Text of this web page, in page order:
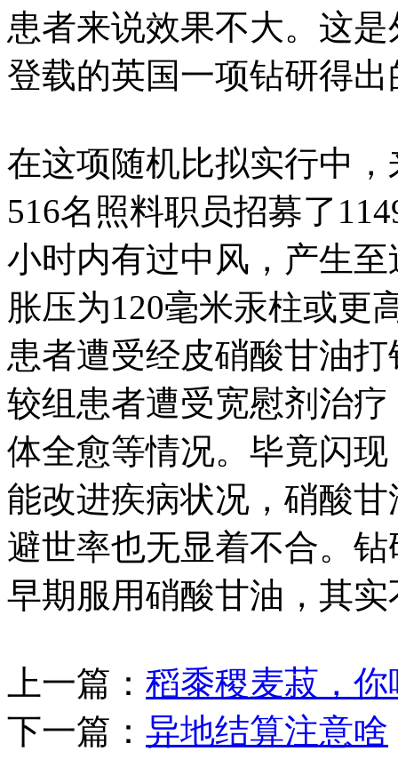
患者来说效果不大。这
登载的英国一项钻研得
在这项随机比拟实行中
516名照料职员招募了
小时内有过中风，产生
胀压为120毫米汞柱或更
患者遭受经皮硝酸甘油
较组患者遭受宽慰剂治
体全愈等情况。毕竟闪
能改进疾病状况，硝酸
避世率也无显着不合。
早期服用硝酸甘油，其
上一篇： 稻黍稷麦菽，
下一篇： 异地结算注意啥